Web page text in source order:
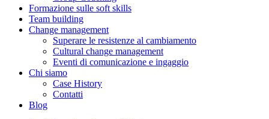
Formazione sulle soft skills
Team building
Change management
Superare le resistenze al cambiamento
Cultural change management
Eventi di comunicazione e ingaggio
Chi siamo
Case History
Contatti
Blog